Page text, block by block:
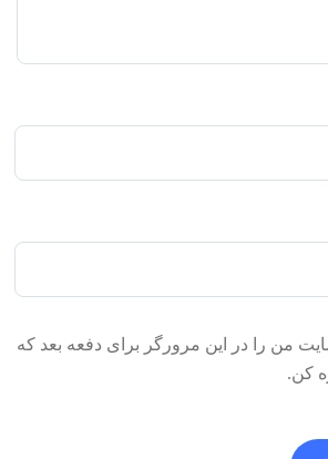
من را در این مرورگر برای دفعه بعد که
کن.